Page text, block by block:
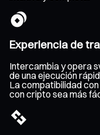
Experiencia de
Intercambia y opera
de una ejecución
La compatibilidad
con cripto sea más